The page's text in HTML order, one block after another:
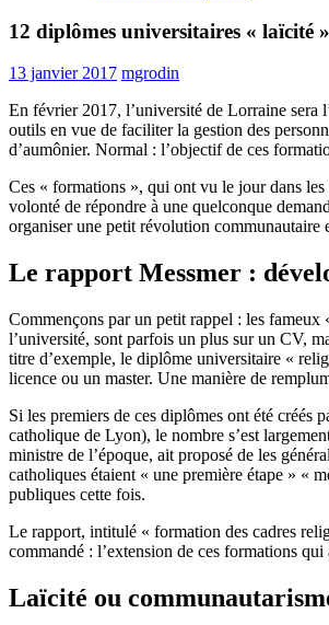
12 diplômes universitaires « laïcité »
13 janvier 2017 mgrodin
En février 2017, l’université de Lorraine sera
outils en vue de faciliter la gestion des
d’aumônier. Normal : l’objectif de ces
Ces « formations », qui ont vu le jour dans
volonté de répondre à une quelconque
organiser une petit révolution communautaire
Le rapport Messmer :
Commençons par un petit rappel : les fameux
l’université, sont parfois un plus sur un CV,
titre d’exemple, le diplôme universitaire «
licence ou un master. Une manière de
Si les premiers de ces diplômes ont été
catholique de Lyon), le nombre s’est
ministre de l’époque, ait proposé de les
catholiques étaient « une première étape » «
publiques cette fois.
Le rapport, intitulé « formation des cadres
commandé : l’extension de ces formations
Laïcité ou